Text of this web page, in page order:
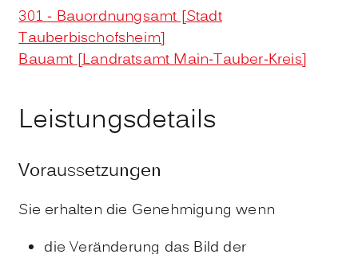
301 - Bauordnungsamt [Stadt
Tauberbischofsheim]
Bauamt [Landratsamt Main-Tauber-Kreis]
Leistungsdetails
Voraussetzungen
Sie erhalten die Genehmigung wenn
die Veränderung das Bild der